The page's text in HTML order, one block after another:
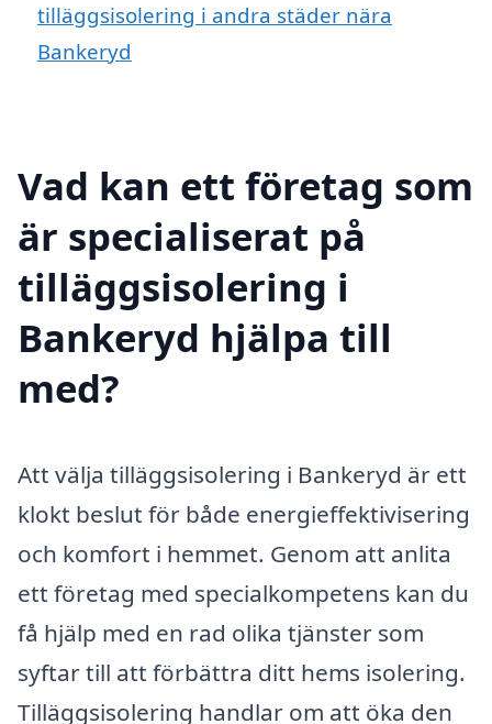
tilläggsisolering i andra städer nära
Bankeryd
Vad kan ett företag som
är specialiserat på
tilläggsisolering i
Bankeryd hjälpa till
med?
Att välja tilläggsisolering i Bankeryd är ett
klokt beslut för både energieffektivisering
och komfort i hemmet. Genom att anlita
ett företag med specialkompetens kan du
få hjälp med en rad olika tjänster som
syftar till att förbättra ditt hems isolering.
Tilläggsisolering handlar om att öka den